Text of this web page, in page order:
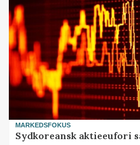
MARKEDSFOKUS
Sydkoreansk aktieeufori